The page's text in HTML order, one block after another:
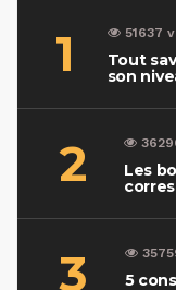
1 51637
Tout
son
2
Les
3
5